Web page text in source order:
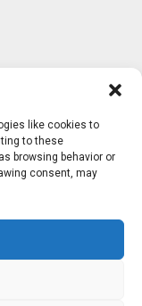
like cookies to
to these
browsing behavior or
consent, may